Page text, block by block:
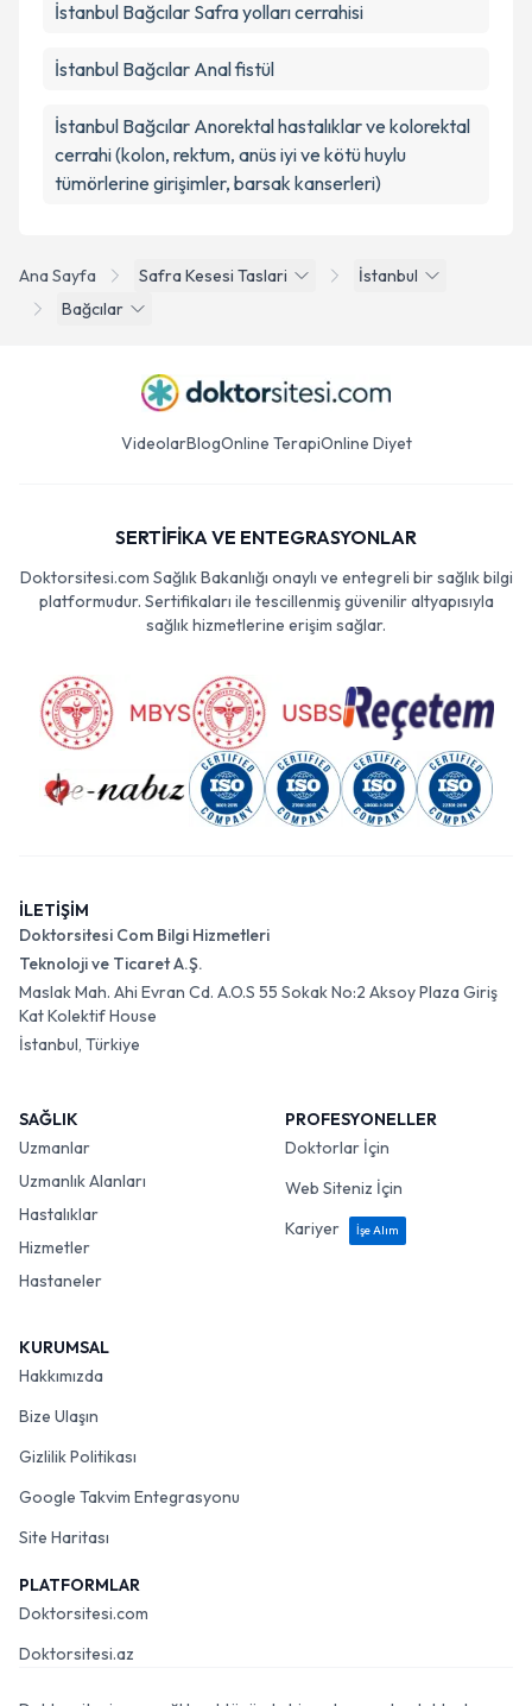
Ana Sayfa Safra Kesesi Taslari
İstanbul
Bağcılar
İstanbul Bağcılar Safra yolları cerrahisi
İstanbul Bağcılar Anal fistül
İstanbul Bağcılar Anorektal hastalıklar ve kolorektal
cerrahi (kolon, rektum, anüs iyi ve kötü huylu
tümörlerine girişimler, barsak kanserleri)
VideolarBlogOnline TerapiOnline Diyet
SERTİFİKA VE ENTEGRASYONLAR
Doktorsitesi.com Sağlık Bakanlığı onaylı ve entegreli bir sağlık bilgi
platformudur. Sertifikaları ile tescillenmiş güvenilir altyapısıyla
sağlık hizmetlerine erişim sağlar.
İLETİŞİM
Doktorsitesi Com Bilgi Hizmetleri
Teknoloji ve Ticaret A.Ş.
Maslak Mah. Ahi Evran Cd. A.O.S 55 Sokak No:2 Aksoy Plaza Giriş
Kat Kolektif House
İstanbul, Türkiye
SAĞLIK
Uzmanlar
Uzmanlık Alanları
Hastalıklar
Hizmetler
Hastaneler
PROFESYONELLER
Doktorlar İçin
Web Siteniz İçin
Kariyer
İşe Alım
KURUMSAL
Hakkımızda
Bize Ulaşın
Gizlilik Politikası
Google Takvim Entegrasyonu
Site Haritası
PLATFORMLAR
Doktorsitesi.com
Doktorsitesi.az